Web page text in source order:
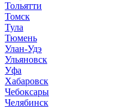
Тольятти
Томск
Тула
Тюмень
Улан-Удэ
Ульяновск
Уфа
Хабаровск
Чебоксары
Челябинск